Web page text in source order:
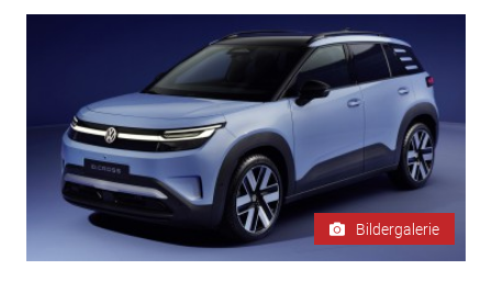
Bildergalerie